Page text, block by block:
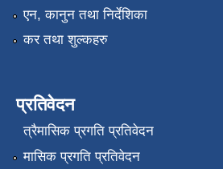
एन, कानुन तथा निर्देशिका
कर तथा शुल्कहरु
प्रतिवेदन
त्रैमासिक प्रगति प्रतिवेदन
मासिक प्रगति प्रतिवेदन